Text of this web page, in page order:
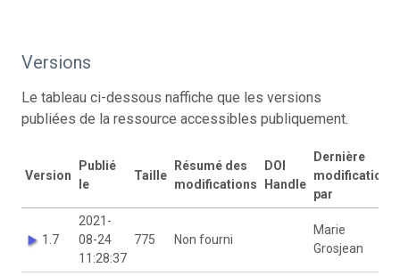
Versions
Le tableau ci-dessous naffiche que les versions
publiées de la ressource accessibles publiquement.
Version
Publié
le
Taille
Résumé des
modifications
DOI
Handle
Dernière
modification
par
1.7
2021-
08-24
11:28:37
775 Non fourni
Marie
Grosjean